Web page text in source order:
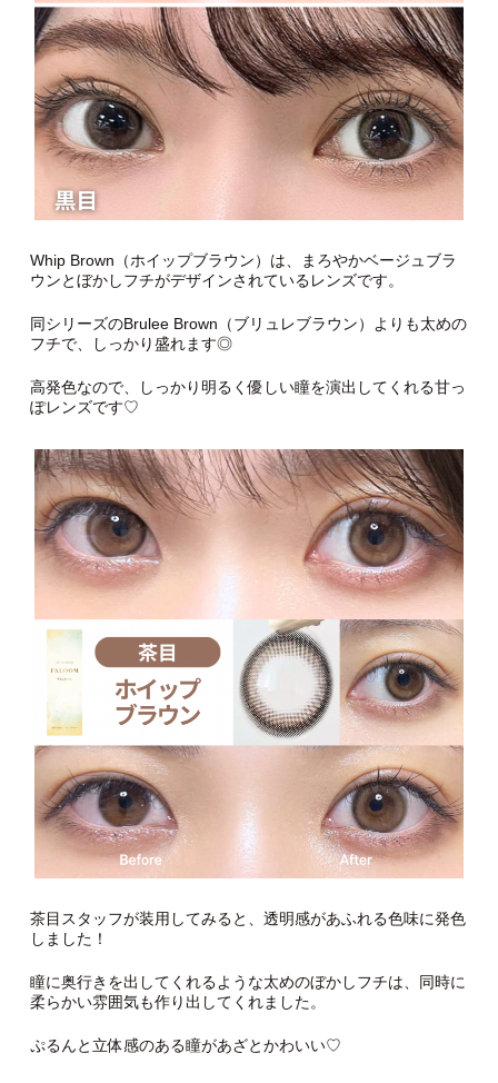
Whip Brown（ホイップブラウン）は、まろやかベージュブラ
ウンとぼかしフチがデザインされているレンズです。
同シリーズのBrulee Brown（ブリュレブラウン）よりも太めの
フチで、しっかり盛れます◎
高発色なので、しっかり明るく優しい瞳を演出してくれる甘っ
ぽレンズです♡
茶目スタッフが装用してみると、透明感があふれる色味に発色
しました！
瞳に奥行きを出してくれるような太めのぼかしフチは、同時に
柔らかい雰囲気も作り出してくれました。
ぷるんと立体感のある瞳があざとかわいい♡